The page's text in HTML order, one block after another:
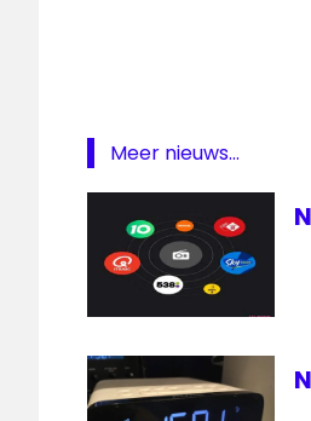
klassieke
Radio
1000
Meer nieuws...